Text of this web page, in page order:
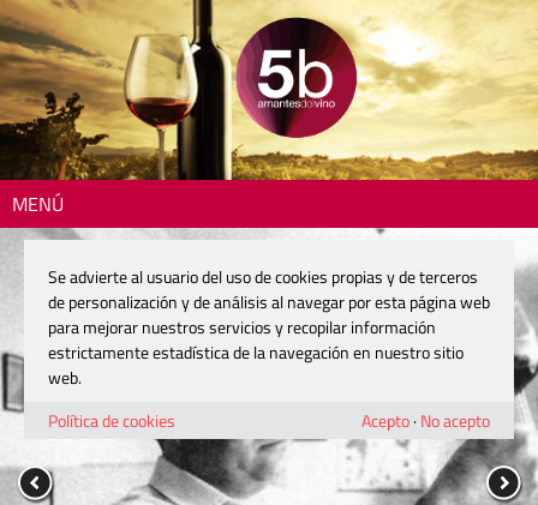
MENÚ
Se advierte al usuario del uso de cookies propias y de terceros
de personalización y de análisis al navegar por esta página web
para mejorar nuestros servicios y recopilar información
estrictamente estadística de la navegación en nuestro sitio
web.
Política de cookies
Acepto· No acepto